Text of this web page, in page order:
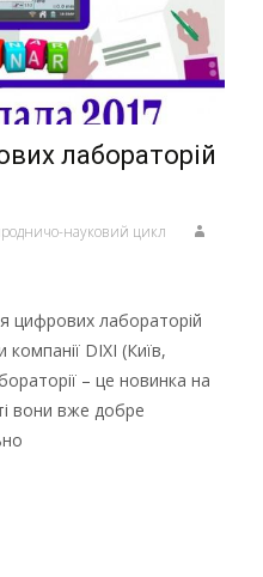
лабораторій
науковий цикл
цифрових лабораторій
компанії DIXI (Київ,
– це новинка на
вони вже добре